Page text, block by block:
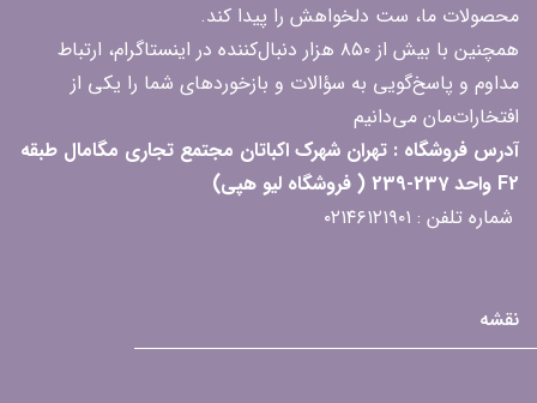
محصولات ما، ست دلخواهش را پیدا کند.
همچنین با بیش از ۸۵۰ هزار دنبال‌کننده در اینستاگرام، ارتباط
مداوم و پاسخ‌گویی به سؤالات و بازخوردهای شما را یکی از
افتخارات‌مان می‌دانیم
آدرس فروشگاه : تهران شهرک اکباتان مجتمع تجاری مگامال طبقه
F2 واحد 237-239 ( فروشگاه لیو هپی)
شماره تلفن : ۰۲۱۴۶۱۲۱۹۰۱
نقشه